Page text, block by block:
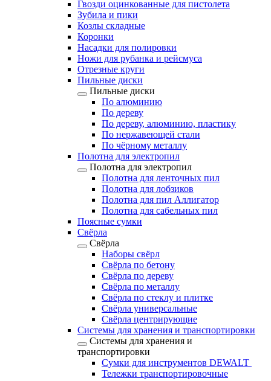
Гвозди оцинкованные для пистолета
Зубила и пики
Козлы складные
Коронки
Насадки для полировки
Ножи для рубанка и рейсмуса
Отрезные круги
Пильные диски
Пильные диски
По алюминию
По дереву
По дереву, алюминию, пластику
По нержавеющей стали
По чёрному металлу
Полотна для электропил
Полотна для электропил
Полотна для ленточных пил
Полотна для лобзиков
Полотна для пил Аллигатор
Полотна для сабельных пил
Поясные сумки
Свёрла
Свёрла
Наборы свёрл
Свёрла по бетону
Свёрла по дереву
Свёрла по металлу
Свёрла по стеклу и плитке
Свёрла универсальные
Свёрла центрирующие
Системы для хранения и транспортировки
Системы для хранения и
транспортировки
Сумки для инструментов DEWALT
Тележки транспортировочные